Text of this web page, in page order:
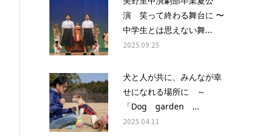
演 笑って終わる舞台に 〜
中学生とは思えない舞...
2025.09.25
犬と人が共に、みんなが幸
せになれる場所に ～
「Dog garden ...
2025.04.11